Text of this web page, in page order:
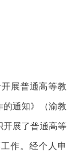
展普通高等教
通知》（渝教
开展了普通高等
作。经个人申